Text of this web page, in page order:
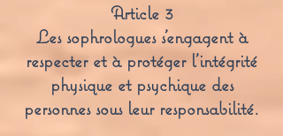
Article 3
Les sophrologues s’engagent à
respecter et à protéger l’intégrité
physique et psychique des
personnes sous leur responsabilité.